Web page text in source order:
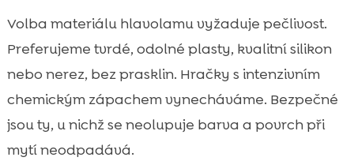
Volba materiálu hlavolamu vyžaduje pečlivost.
Preferujeme tvrdé, odolné plasty, kvalitní silikon
nebo nerez, bez prasklin. Hračky s intenzivním
chemickým zápachem vynecháváme. Bezpečné
jsou ty, u nichž se neolupuje barva a povrch při
mytí neodpadává.